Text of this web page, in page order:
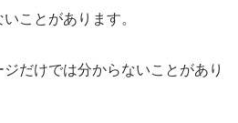
ことがあります。
だけでは分からないことがあり